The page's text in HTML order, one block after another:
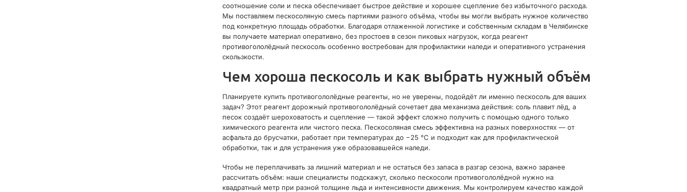
соотношение соли и песка обеспечивает быстрое действие и хорошее сцепление без избыточного расхода.
Мы поставляем пескосоляную смесь партиями разного объёма, чтобы вы могли выбрать нужное количество
под конкретную площадь обработки. Благодаря отлаженной логистике и собственным складам в Челябинске
вы получаете материал оперативно, без простоев в сезон пиковых нагрузок, когда реагент
противогололёдный пескосоль особенно востребован для профилактики наледи и оперативного устранения
скользкости.
Чем хороша пескосоль и как выбрать нужный объём
Планируете купить противогололёдные реагенты, но не уверены, подойдёт ли именно пескосоль для ваших
задач? Этот реагент дорожный противогололёдный сочетает два механизма действия: соль плавит лёд, а
песок создаёт шероховатость и сцепление — такой эффект сложно получить с помощью одного только
химического реагента или чистого песка. Пескосоляная смесь эффективна на разных поверхностях — от
асфальта до брусчатки, работает при температурах до −25 °C и подходит как для профилактической
обработки, так и для устранения уже образовавшейся наледи.
Чтобы не переплачивать за лишний материал и не остаться без запаса в разгар сезона, важно заранее
рассчитать объём: наши специалисты подскажут, сколько пескосоли противогололёдной нужно на
квадратный метр при разной толщине льда и интенсивности движения. Мы контролируем качество каждой